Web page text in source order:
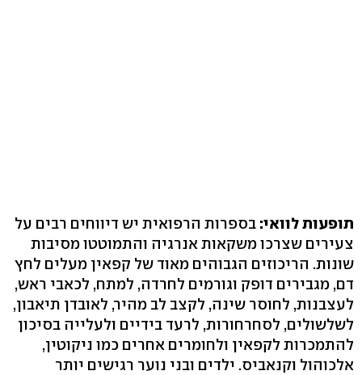
תופעות לוואי: בספרות הרפואית יש דיווחים רבים על
צעירים שצרכו משקאות אנרגיה והתמוטטו מסיבות
שונות. הריכוזים הגבוהים מאוד של קפאין מעלים לחץ
דם, מגבירים דופק וגורמים לחרדה, למתח, לכאבי ראש,
לעצבנות, לחוסר שינה, לקצב לב מהיר, לאובדן תיאבון,
לשלשולים, לסחרחורות, לרעד בידיים ולעלייה בסיכון
להתמכרות לקפאין ולחומרים אחרים כמו ניקוטין,
אלכוהול וקנאביס. ילדים ובני נוער רגישים יותר